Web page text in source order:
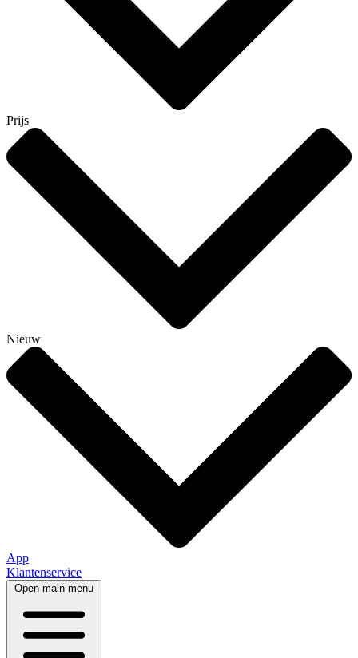
Prijs
Nieuw
App
Klantenservice
Open main menu